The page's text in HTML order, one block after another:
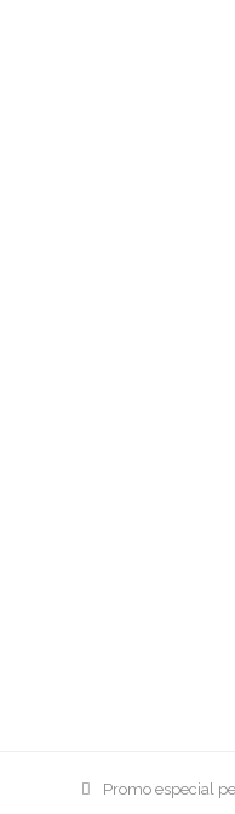
previous
Promo especial